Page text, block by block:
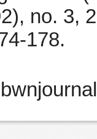
no. 3,
178.